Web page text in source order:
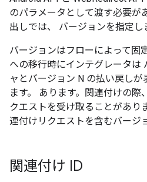
のパラメータとして渡す必要が
出しでは、 バージョンを指定し
バージョンはフローによって固
への移行時にインテグレータは
ャとバージョン N の払い戻しが
ます。 あります。関連付けの際
クエストを受け取ることがあり
連付けリクエストを含むバージ
関連付け ID